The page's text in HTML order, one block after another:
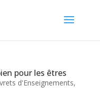
pour les êtres
d'Enseignements,